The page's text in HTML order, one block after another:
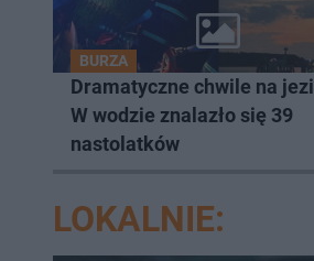
BURZA
Dramatyczne chwile na
W wodzie znalazło się 39
nastolatków
LOKALNIE: